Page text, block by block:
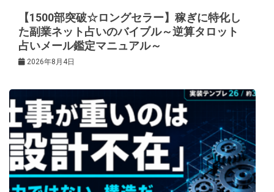
【1500部突破☆ロングセラー】稼ぎに特化し
た副業ネット占いのバイブル～逆算タロット
占いメール鑑定マニュアル～
2026年8月4日